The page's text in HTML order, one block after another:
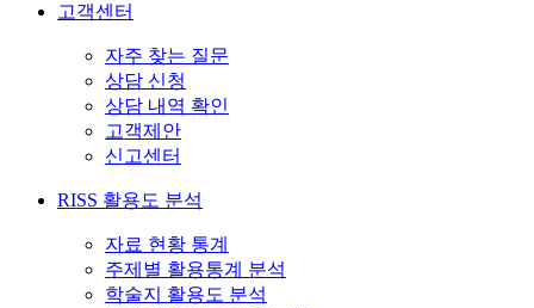
고객센터
자주 찾는 질문
상담 신청
상담 내역 확인
고객제안
신고센터
RISS 활용도 분석
자료 현황 통계
주제별 활용통계 분석
학술지 활용도 분석